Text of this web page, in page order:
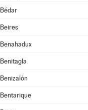
Bédar
Beires
Benahadux
Benitagla
Benizalón
Bentarique